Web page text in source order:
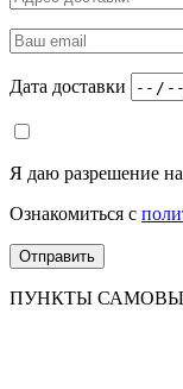
Дата доставки
Я даю разрешение
Ознакомиться с
ПУНКТЫ